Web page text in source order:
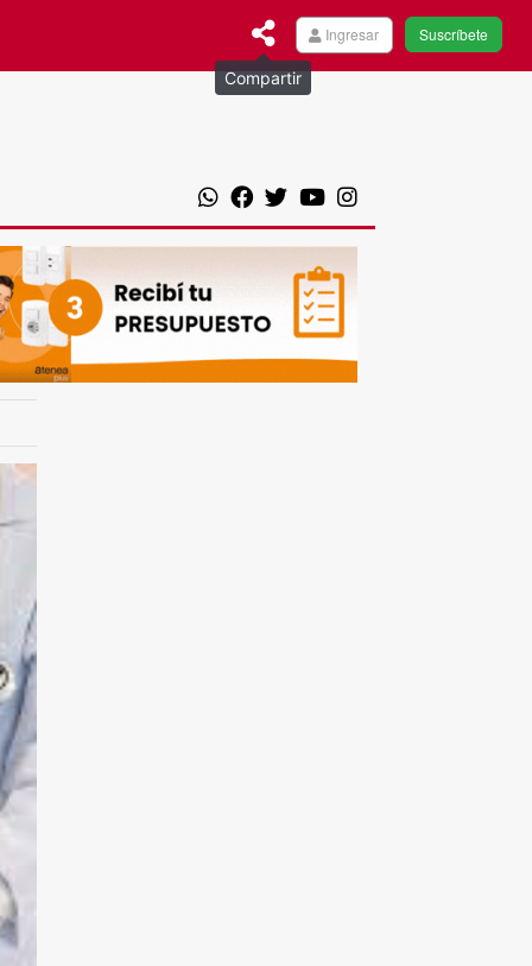
Suscríbete
Ingresar
Compartir